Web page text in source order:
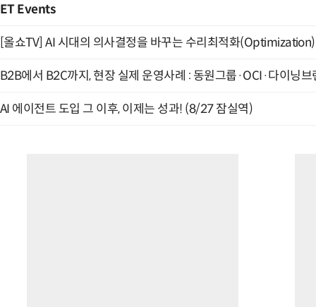
ET Events
[올쇼TV] AI 시대의 의사결정을 바꾸는 수리최적화
B2B에서 B2C까지, 현장 실제 운영사례 : 동원그룹·OCI·다이닝
AI 에이전트 도입 그 이후, 이제는 성과! (8/27 잠실역)